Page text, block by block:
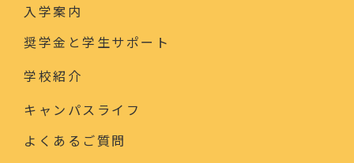
入学案内
奨学金と学生サポート
学校紹介
キャンパスライフ
よくあるご質問